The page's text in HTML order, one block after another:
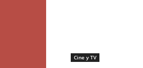
Cine y TV